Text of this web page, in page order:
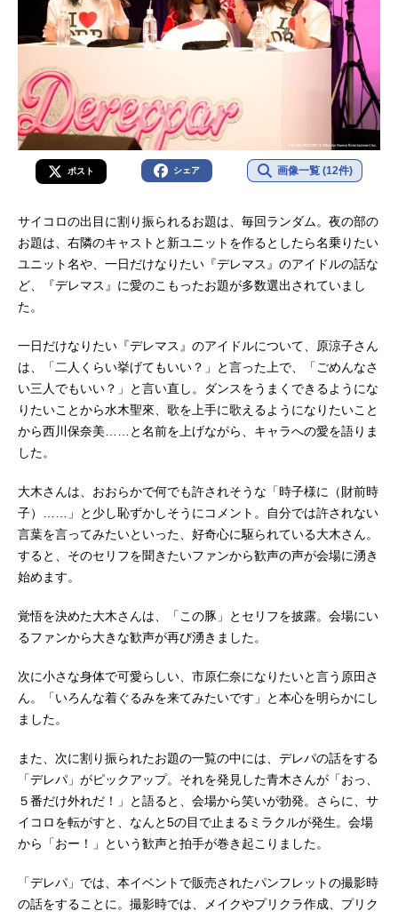
ポスト シェア 画像一覧 (12件)
サイコロの出目に割り振られるお題は、毎回ランダム。夜の部の
お題は、右隣のキャストと新ユニットを作るとしたら名乗りたい
ユニット名や、一日だけなりたい『デレマス』のアイドルの話な
ど、『デレマス』に愛のこもったお題が多数選出されていまし
た。
一日だけなりたい『デレマス』のアイドルについて、原涼子さん
は、「二人くらい挙げてもいい？」と言った上で、「ごめんなさ
い三人でもいい？」と言い直し。ダンスをうまくできるようにな
りたいことから水木聖來、歌を上手に歌えるようになりたいこと
から西川保奈美……と名前を上げながら、キャラへの愛を語りま
した。
大木さんは、おおらかで何でも許されそうな「時子様に（財前時
子）……」と少し恥ずかしそうにコメント。自分では許されない
言葉を言ってみたいといった、好奇心に駆られている大木さん。
すると、そのセリフを聞きたいファンから歓声の声が会場に湧き
始めます。
覚悟を決めた大木さんは、「この豚」とセリフを披露。会場にい
るファンから大きな歓声が再び湧きました。
次に小さな身体で可愛らしい、市原仁奈になりたいと言う原田さ
ん。「いろんな着ぐるみを来てみたいです」と本心を明らかにし
ました。
また、次に割り振られたお題の一覧の中には、デレパの話をする
「デレパ」がピックアップ。それを発見した青木さんが「おっ、
５番だけ外れだ！」と語ると、会場から笑いが勃発。さらに、サ
イコロを転がすと、なんと5の目で止まるミラクルが発生。会場
から「おー！」という歓声と拍手が巻き起こりました。
「デレパ」では、本イベントで販売されたパンフレットの撮影時
の話をすることに。撮影時では、メイクやプリクラ作成、プリク